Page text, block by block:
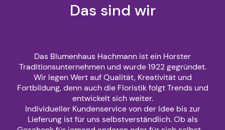
Das sind wir
Das Blumenhaus Hachmann ist ein Horster
Traditionsunternehmen und wurde 1922 gegründet.
Wir legen Wert auf Qualität, Kreativität und
Fortbildung, denn auch die Floristik folgt Trends und
entwickelt sich weiter.
Individueller Kundenservice von der Idee bis zur
Lieferung ist für uns selbstverständlich. Ob als